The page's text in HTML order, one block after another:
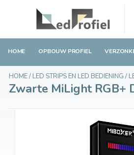
HOME OPBOUW PROFIEL
Zwarte MiLight
HOME/ LED STRIPS EN LED BEDIENING /
Zwarte MiLight RGB+